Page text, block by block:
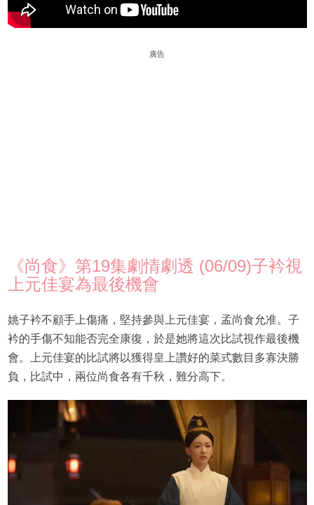
廣告
《尚食》第19集劇情劇透 (06/09)子衿視
上元佳宴為最後機會
姚子衿不顧手上傷痛，堅持參與上元佳宴，孟尚食允准。子
衿的手傷不知能否完全康復，於是她將這次比試視作最後機
會。上元佳宴的比試將以獲得皇上讚好的菜式數目多寡決勝
負，比試中，兩位尚食各有千秋，難分高下。